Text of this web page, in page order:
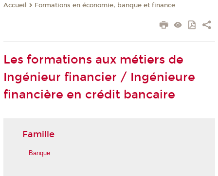
Accueil Formations en économie, banque et finance
Les formations aux métiers de
Ingénieur financier / Ingénieure
financière en crédit bancaire
Famille
Banque